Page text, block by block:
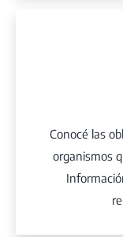
Conocé las
organismos